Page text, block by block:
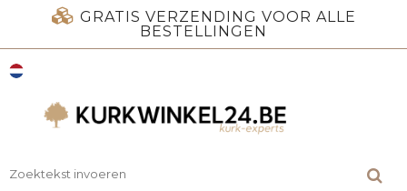
GRATIS VERZENDING VOOR ALLE
BESTELLINGEN